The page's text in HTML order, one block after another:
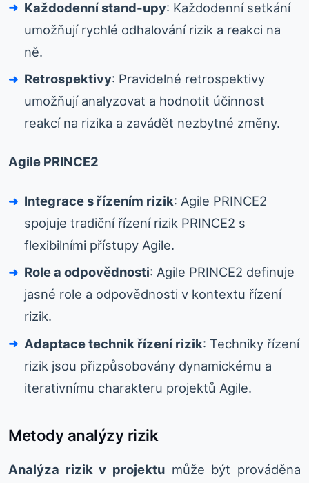
Každodenní stand-upy: Každodenní setkání
umožňují rychlé odhalování rizik a reakci na
ně.
Retrospektivy: Pravidelné retrospektivy
umožňují analyzovat a hodnotit účinnost
reakcí na rizika a zavádět nezbytné změny.
Agile PRINCE2
Integrace s řízením rizik: Agile PRINCE2
spojuje tradiční řízení rizik PRINCE2 s
flexibilními přístupy Agile.
Role a odpovědnosti: Agile PRINCE2 definuje
jasné role a odpovědnosti v kontextu řízení
rizik.
Adaptace technik řízení rizik: Techniky řízení
rizik jsou přizpůsobovány dynamickému a
iterativnímu charakteru projektů Agile.
Metody analýzy rizik
Analýza rizik v projektu může být prováděna